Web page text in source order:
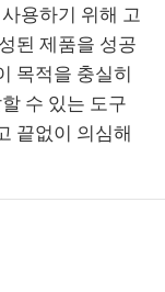
용하기 위해 고
된 제품을 성공
목적을 충실히
수 있는 도구
끝없이 의심해